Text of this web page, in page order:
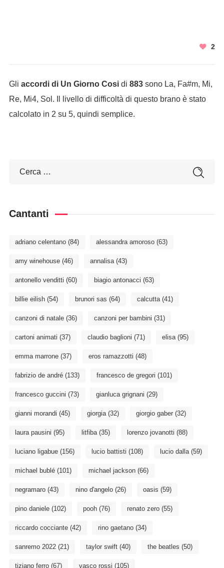
2
Gli accordi di Un Giorno Cosidi 883sono La, Fa#m, Mi,
Re, Mi4, Sol. Il livello di difficoltà di questo brano è stato
calcolato in 2 su 5, quindi semplice.
Cantanti
adriano celentano(84) alessandra amoroso(63)
amy winehouse(46) annalisa(43)
antonello venditti (60) biagio antonacci (63)
billie eilish(54) brunori sas (64) calcutta(41)
canzoni di natale(36) canzoni per bambini (31)
cartoni animati (37) claudio baglioni (71) elisa(95)
emma marrone(37) eros ramazzotti (48)
fabrizio de andré(133) francesco de gregori (101)
francesco guccini (73) gianluca grignani (29)
gianni morandi (45) giorgia(32) giorgio gaber(32)
laura pausini (95) litfiba(35) lorenzo jovanotti (88)
luciano ligabue(156) lucio battisti (108) lucio dalla(59)
michael bublé(101) michael jackson(66)
negramaro(43) nino d'angelo(26) oasis (59)
pino daniele(102) pooh(76) renato zero(55)
riccardo cocciante(42) rino gaetano(34)
sanremo 2022(21) taylor swift(40) the beatles (50)
tiziano ferro(67) vasco rossi (105)